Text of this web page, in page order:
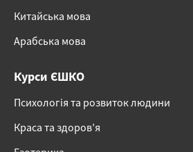
Китайська мова
Арабська мова
Курси ЄШКО
Психологія та розвиток людини
Краса та здоров’я